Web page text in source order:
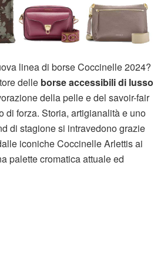
linea di borse Coccinelle 2024?
delle borse accessibili di lusso
della pelle e del savoir-fair
di forza. Storia, artigianalità e uno
di stagione si intravedono grazie
iconiche Coccinelle Arlettis ai
palette cromatica attuale ed